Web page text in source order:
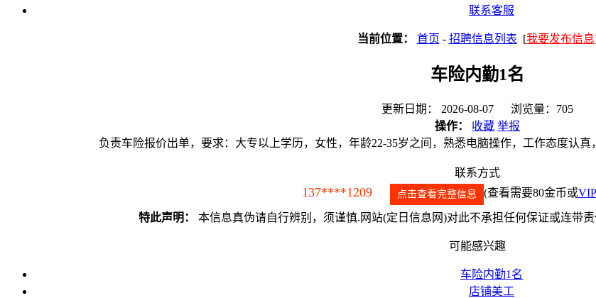
联系客服
当前位置： 首页 - 招聘信息列表 [我要发布信息
车险内勤1名
更新日期： 2026-08-07 浏览量：705
操作：
收藏 举报
负责车险报价出单，要求：大专以上学历，女性，年龄22-35岁之间，熟悉电脑操作，工作态度认真
联系方式
137****1209 点击查看完整信息 (查看需要80金币或
特此声明： 本信息真伪请自行辨别，须谨慎.网站(定日信息网)对此不承担任何保证或连带
可能感兴趣
车险内勤1名
店铺美工